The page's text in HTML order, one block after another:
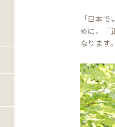
「日本
めに。「
なります